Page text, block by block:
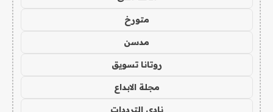
متورخ
مدسن
روتانا تسويق
مجلة الابداع
نادي الترددات